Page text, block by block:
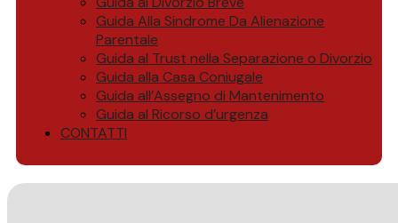
Guida Alla Sindrome Da Alienazione
Parentale
Guida al Trust nella Separazione o Divorzio
Guida alla Casa Coniugale
Guida all’Assegno di Mantenimento
Guida al Ricorso d’urgenza
CONTATTI